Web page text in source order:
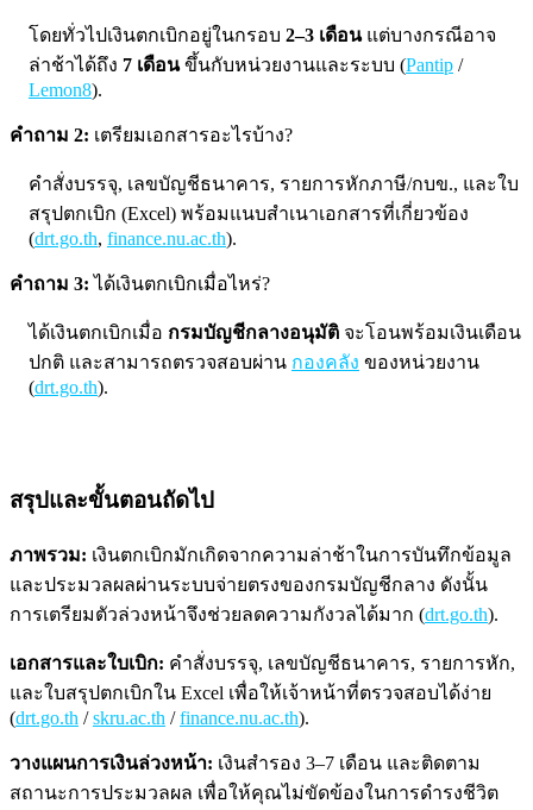
โดยทั่วไปเงินตกเบิกอยู่ในกรอบ 2–3 เดือนแต่บางกรณีอาจ
ล่าช้าได้ถึง 7 เดือนขึ้นกับหน่วยงานและระบบ (Pantip /
Lemon8).
คำถาม 2: เตรียมเอกสารอะไรบ้าง?
คำสั่งบรรจุ, เลขบัญชีธนาคาร, รายการหักภาษี/กบข., และใบ
สรุปตกเบิก (Excel) พร้อมแนบสำเนาเอกสารที่เกี่ยวข้อง
(drt.go.th, finance.nu.ac.th).
คำถาม 3: ได้เงินตกเบิกเมื่อไหร่?
ได้เงินตกเบิกเมื่อ กรมบัญชีกลางอนุมัติ จะโอนพร้อมเงินเดือน
ปกติ และสามารถตรวจสอบผ่าน กองคลัง ของหน่วยงาน
(drt.go.th).
สรุปและขั้นตอนถัดไป
ภาพรวม: เงินตกเบิกมักเกิดจากความล่าช้าในการบันทึกข้อมูล
และประมวลผลผ่านระบบจ่ายตรงของกรมบัญชีกลาง ดังนั้น
การเตรียมตัวล่วงหน้าจึงช่วยลดความกังวลได้มาก (drt.go.th).
เอกสารและใบเบิก: คำสั่งบรรจุ, เลขบัญชีธนาคาร, รายการหัก,
และใบสรุปตกเบิกใน Excel เพื่อให้เจ้าหน้าที่ตรวจสอบได้ง่าย
(drt.go.th /skru.ac.th /finance.nu.ac.th).
วางแผนการเงินล่วงหน้า: เงินสำรอง 3–7 เดือน และติดตาม
สถานะการประมวลผล เพื่อให้คุณไม่ขัดข้องในการดำรงชีวิต